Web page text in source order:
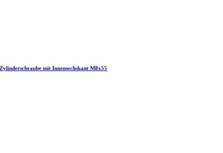
Zylinderschraube mit Innensechskant M8x55